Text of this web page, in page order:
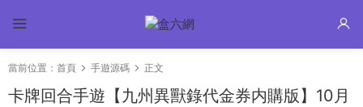
當前位置： 首頁 手遊源碼 正文
卡牌回合手遊【九州異獸錄代金券内購版】10月